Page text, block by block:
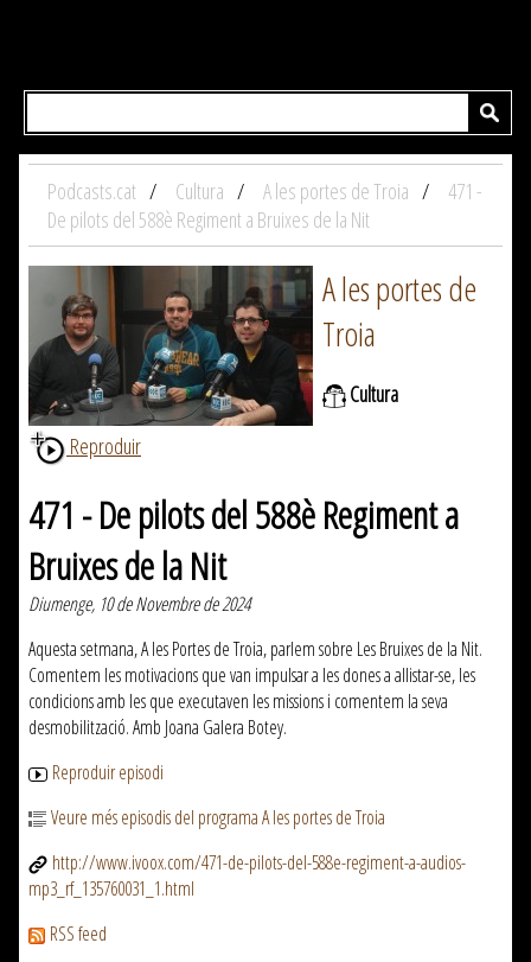
Podcasts.cat Cultura A les portes de Troia
471 -
De pilots del 588è Regiment a Bruixes de la Nit
A les portes de
Troia
Cultura
Reproduir
471 - De pilots del 588è Regiment a
Bruixes de la Nit
Diumenge, 10 de Novembre de 2024
Aquesta setmana, A les Portes de Troia, parlem sobre Les Bruixes de la Nit.
Comentem les motivacions que van impulsar a les dones a allistar-se, les
condicions amb les que executaven les missions i comentem la seva
desmobilització. Amb Joana Galera Botey.
Reproduir episodi
Veure més episodis del programa A les portes de Troia
http://www.ivoox.com/471-de-pilots-del-588e-regiment-a-audios-
mp3_rf_135760031_1.html
RSS feed